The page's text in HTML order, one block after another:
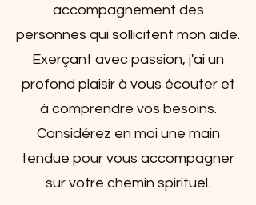
accompagnement des
personnes qui sollicitent mon aide.
Exerçant avec passion, j'ai un
profond plaisir à vous écouter et
à comprendre vos besoins.
Considérez en moi une main
tendue pour vous accompagner
sur votre chemin spirituel.